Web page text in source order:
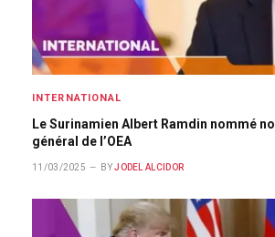
INTERNATIONAL
Le Surinamien Albert Ramdin nommé
général de l’OEA
11/03/2025 BY JODEL ALCIDOR